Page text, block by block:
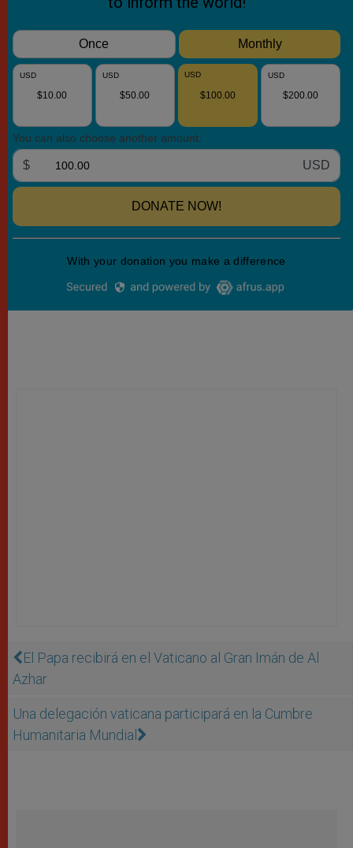
El Papa recibirá en el Vaticano al Gran Imán de Al
Azhar
Una delegación vaticana participará en la Cumbre
Humanitaria Mundial